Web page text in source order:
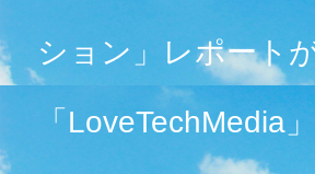
ション」レポート
「LoveTechMedia